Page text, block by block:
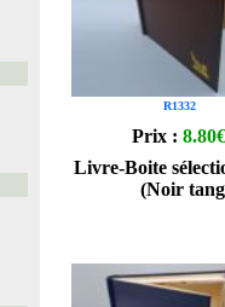
R1332
Prix : 8.80€
Livre-Boite
(Noir